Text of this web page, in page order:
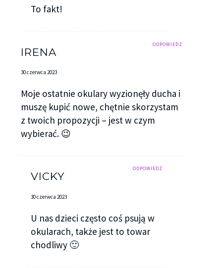
To fakt!
ODPOWIEDZ
IRENA
30 czerwca 2023
Moje ostatnie okulary wyzionęły ducha i
muszę kupić nowe, chętnie skorzystam
z twoich propozycji – jest w czym
wybierać. 😉
ODPOWIEDZ
VICKY
30 czerwca 2023
U nas dzieci często coś psują w
okularach, także jest to towar
chodliwy 🙂